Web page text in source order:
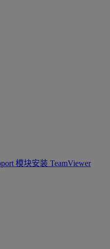
模块安装 TeamViewer